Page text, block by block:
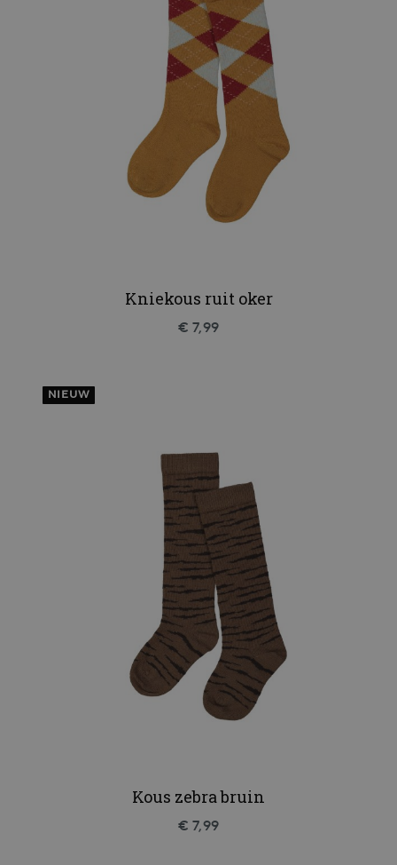
Kniekous ruit oker
€ 7,99
NIEUW
Kous zebra bruin
€ 7,99